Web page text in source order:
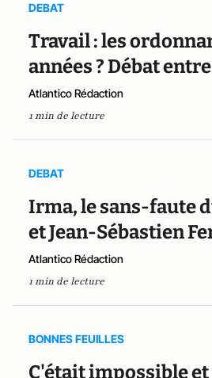
DEBAT
Travail : les
années ? Débat
Atlantico Rédaction
1 min de lecture
DEBAT
Irma, le sans-faute
et Jean-Sébastien
Atlantico Rédaction
1 min de lecture
BONNES FEUILLES
C'était impossible